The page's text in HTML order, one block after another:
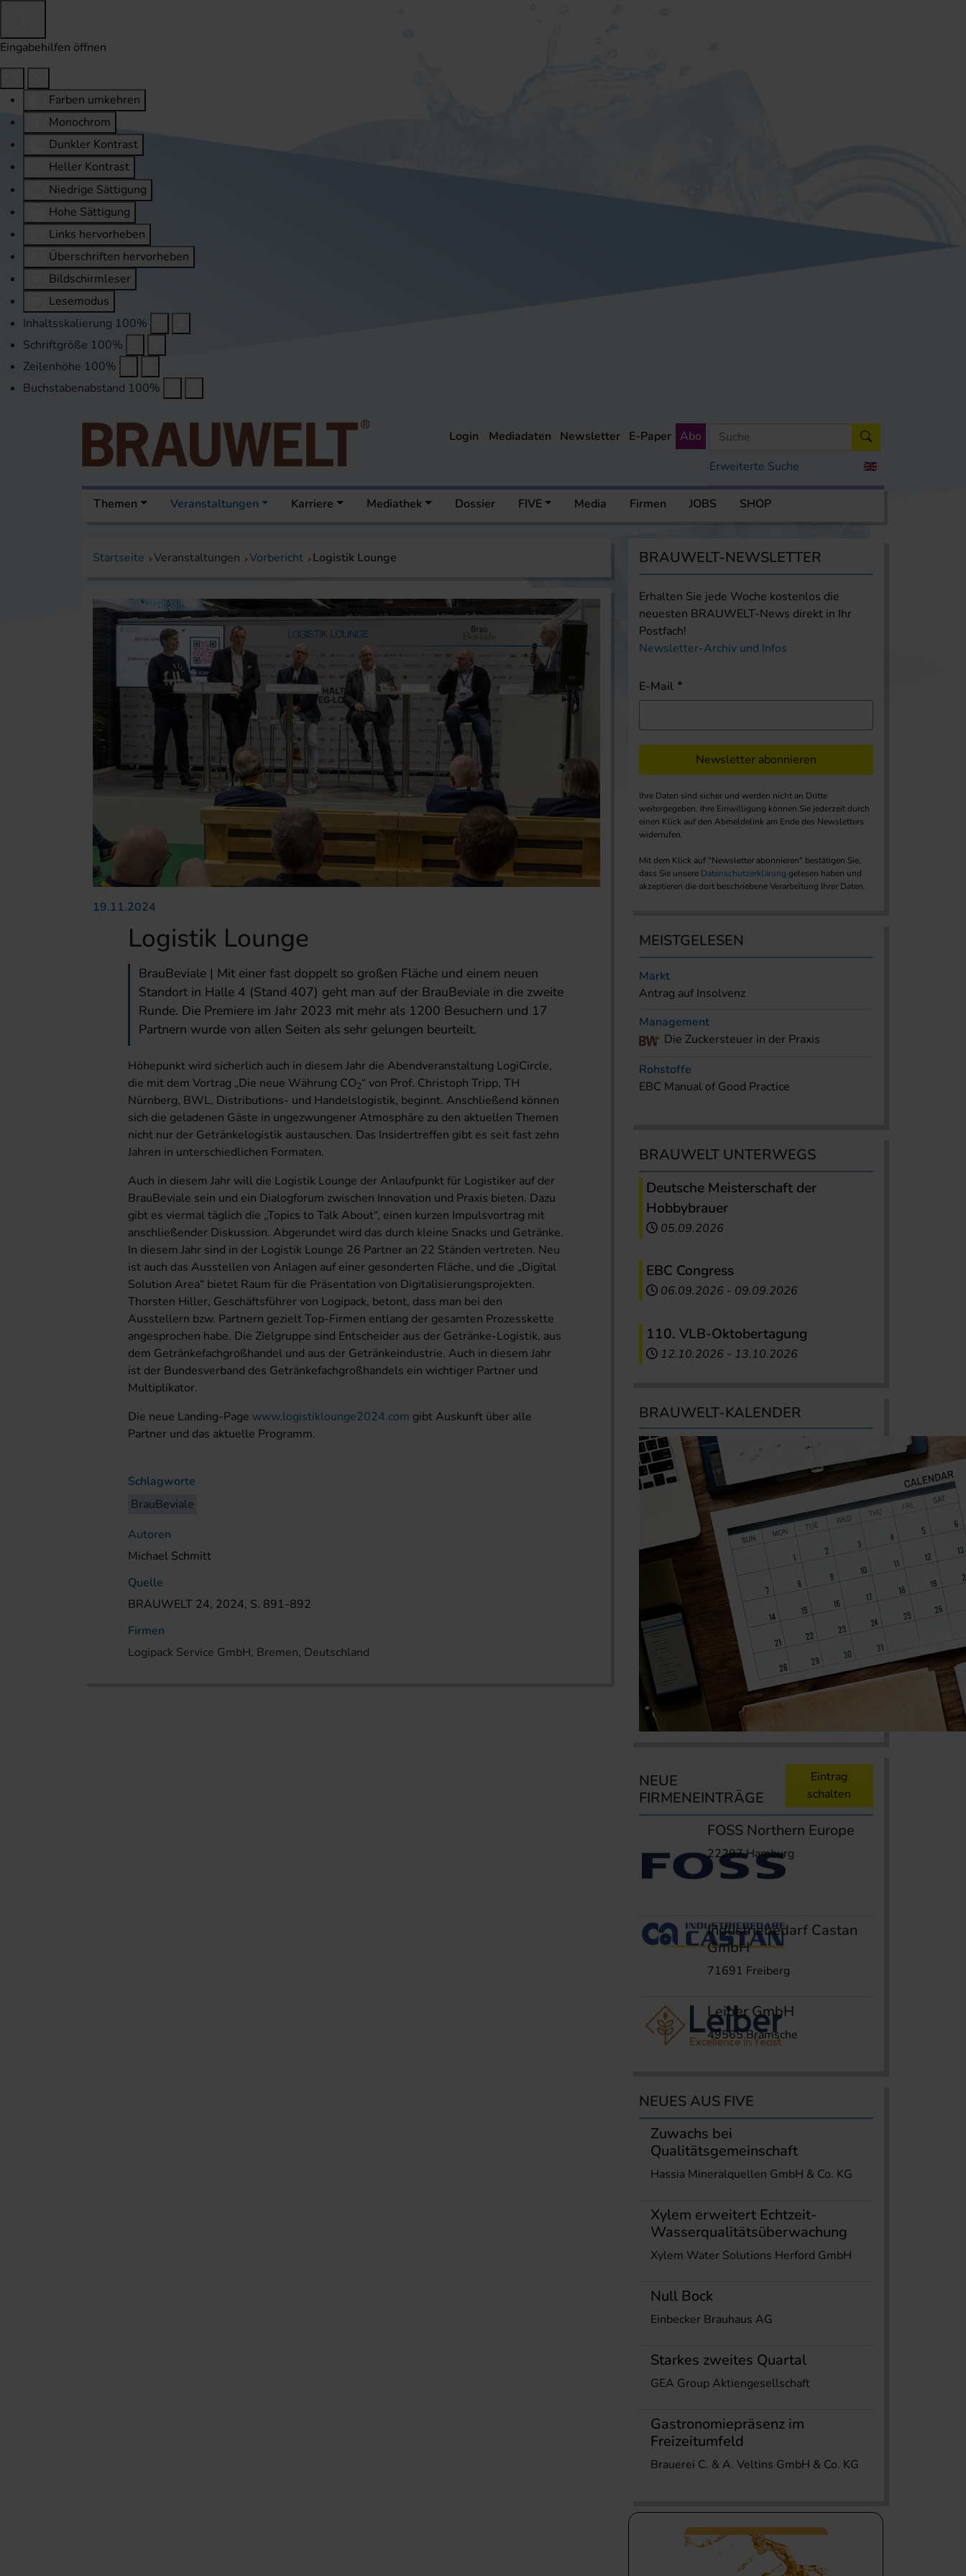
Eingabehilfen öffnen
Farben umkehren
Monochrom
Dunkler Kontrast
Heller Kontrast
Niedrige Sättigung
Hohe Sättigung
Links hervorheben
Überschriften hervorheben
Bildschirmleser
Lesemodus
Inhaltsskalierung 100%
Schriftgröße 100%
Zeilenhöhe 100%
Buchstabenabstand 100%
Erweiterte Suche
Login Mediadaten Newsletter E-Paper Abo
Themen Veranstaltungen Karriere Mediathek Dossier FIVE Media Firmen JOBS SHOP
Startseite Veranstaltungen Vorbericht Logistik Lounge
19.11.2024
Logistik Lounge
BrauBeviale | Mit einer fast doppelt so großen Fläche und einem neuen
Standort in Halle 4 (Stand 407) geht man auf der BrauBeviale in die zweite
Runde. Die Premiere im Jahr 2023 mit mehr als 1200 Besuchern und 17
Partnern wurde von allen Seiten als sehr gelungen beurteilt.
Höhepunkt wird sicherlich auch in diesem Jahr die Abendveranstaltung LogiCircle,
die mit dem Vortrag „Die neue Währung CO2“ von Prof. Christoph Tripp, TH
Nürnberg, BWL, Distributions- und Handelslogistik, beginnt. Anschließend können
sich die geladenen Gäste in ungezwungener Atmosphäre zu den aktuellen Themen
nicht nur der Getränkelogistik austauschen. Das Insidertreffen gibt es seit fast zehn
Jahren in unterschiedlichen Formaten.
Auch in diesem Jahr will die Logistik Lounge der Anlaufpunkt für Logistiker auf der
BrauBeviale sein und ein Dialogforum zwischen Innovation und Praxis bieten. Dazu
gibt es viermal täglich die „Topics to Talk About“, einen kurzen Impulsvortrag mit
anschließender Diskussion. Abgerundet wird das durch kleine Snacks und Getränke.
In diesem Jahr sind in der Logistik Lounge 26 Partner an 22 Ständen vertreten. Neu
ist auch das Ausstellen von Anlagen auf einer gesonderten Fläche, und die „Digital
Solution Area“ bietet Raum für die Präsentation von Digitalisierungsprojekten.
Thorsten Hiller, Geschäftsführer von Logipack, betont, dass man bei den
Ausstellern bzw. Partnern gezielt Top-Firmen entlang der gesamten Prozesskette
angesprochen habe. Die Zielgruppe sind Entscheider aus der Getränke-Logistik, aus
dem Getränkefachgroßhandel und aus der Getränkeindustrie. Auch in diesem Jahr
ist der Bundesverband des Getränkefachgroßhandels ein wichtiger Partner und
Multiplikator.
Die neue Landing-Page www.logistiklounge2024.com gibt Auskunft über alle
Partner und das aktuelle Programm.
Schlagworte
BrauBeviale
Autoren
Michael Schmitt
Quelle
BRAUWELT 24, 2024, S. 891-892
Firmen
Logipack Service GmbH, Bremen, Deutschland
BRAUWELT-NEWSLETTER
Erhalten Sie jede Woche kostenlos die
neuesten BRAUWELT-News direkt in Ihr
Postfach!
Newsletter-Archiv und Infos
E-Mail
Newsletter abonnieren
Ihre Daten sind sicher und werden nicht an Dritte
weitergegeben. Ihre Einwilligung können Sie jederzeit durch
einen Klick auf den Abmeldelink am Ende des Newsletters
widerrufen.
Mit dem Klick auf "Newsletter abonnieren" bestätigen Sie,
dass Sie unsere Datenschutzerklärung gelesen haben und
akzeptieren die dort beschriebene Verarbeitung Ihrer Daten.
MEISTGELESEN
Markt
Antrag auf Insolvenz
Management
Die Zuckersteuer in der Praxis
Rohstoffe
EBC Manual of Good Practice
BRAUWELT UNTERWEGS
Deutsche Meisterschaft der
Hobbybrauer
05.09.2026
EBC Congress
06.09.2026 - 09.09.2026
110. VLB-Oktobertagung
12.10.2026 - 13.10.2026
BRAUWELT-KALENDER
NEUE
FIRMENEINTRÄGE
Eintrag
schalten
FOSS Northern Europe
22297 Hamburg
Industriebedarf Castan
GmbH
71691 Freiberg
Leiber GmbH
49565 Bramsche
NEUES AUS FIVE
Zuwachs bei
Qualitätsgemeinschaft
Hassia Mineralquellen GmbH & Co. KG
Xylem erweitert Echtzeit-
Wasserqualitätsüberwachung
Xylem Water Solutions Herford GmbH
Null Bock
Einbecker Brauhaus AG
Starkes zweites Quartal
GEA Group Aktiengesellschaft
Gastronomiepräsenz im
Freizeitumfeld
Brauerei C. & A. Veltins GmbH & Co. KG